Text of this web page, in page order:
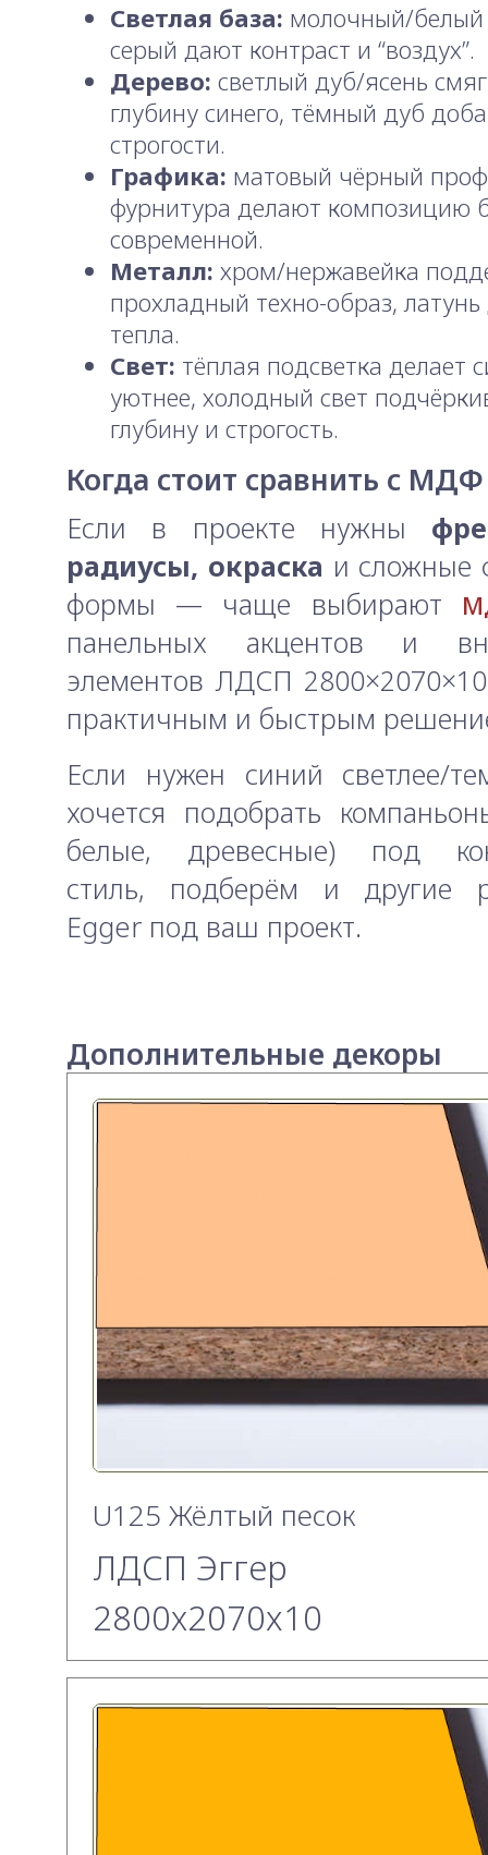
Светлая база: молочный/белый
серый дают контраст и “воздух”.
Дерево: светлый дуб/ясень
глубину синего, тёмный дуб
строгости.
Графика: матовый чёрный
фурнитура делают композицию
современной.
Металл: хром/нержавейка
прохладный техно-образ,
тепла.
Свет: тёплая подсветка делает
уютнее, холодный свет
глубину и строгость.
Когда стоит сравнить с МДФ
Если в проекте нужны
радиусы, окраска и сложные
формы — чаще выбирают
панельных акцентов и
элементов ЛДСП 2800×2070×10
практичным и быстрым
Если нужен синий светлее/
хочется подобрать
белые, древесные) под
стиль, подберём и другие
Egger под ваш проект.
Дополнительные декоры
U125 Жёлтый песок
ЛДСП Эггер
2800х2070x10